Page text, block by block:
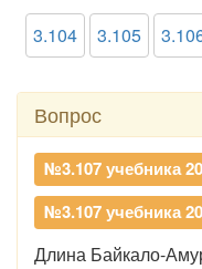
3.104 3.105
Вопрос
№3.107 учебника
№3.107 учебника
Длина Байкало-